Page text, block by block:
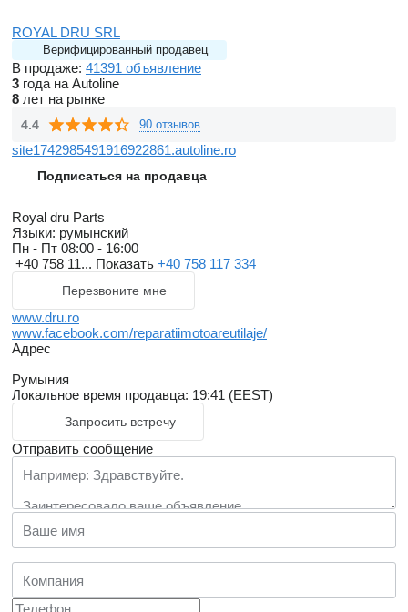
ROYAL DRU SRL
Верифицированный продавец
В продаже: 41391 объявление
3 года на Autoline
8 лет на рынке
4.4 90 отзывов
site1742985491916922861.autoline.ro
Подписаться на продавца
Royal dru Parts
Языки: румынский
Пн - Пт 08:00 - 16:00
+40 758 11... Показать +40 758 117 334
Перезвоните мне
www.dru.ro
www.facebook.com/reparatiimotoareutilaje/
Адрес
Румыния
Локальное время продавца: 19:41 (EEST)
Запросить встречу
Отправить сообщение